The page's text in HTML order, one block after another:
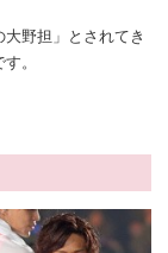
野担」とされてき
。